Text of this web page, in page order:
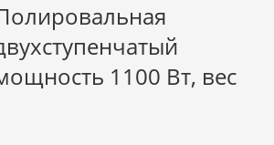
1100 Вт, вес